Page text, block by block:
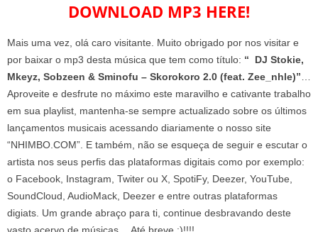
DOWNLOAD MP3 HERE!
Mais uma vez, olá caro visitante. Muito obrigado por nos visitar e
por baixar o mp3 desta música que tem como título: “ DJ Stokie,
Mkeyz, Sobzeen & Sminofu – Skorokoro 2.0 (feat. Zee_nhle)”
Aproveite e desfrute no máximo este maravilho e cativante trabalho
em sua playlist, mantenha-se sempre actualizado sobre os últimos
lançamentos musicais acessando diariamente o nosso site
“NHIMBO.COM”. E também, não se esqueça de seguir e escutar o
artista nos seus perfis das plataformas digitais como por exemplo:
o Facebook, Instagram, Twiter ou X, SpotiFy, Deezer, YouTube,
SoundCloud, AudioMack, Deezer e entre outras plataformas
digiats. Um grande abraço para ti, continue desbravando deste